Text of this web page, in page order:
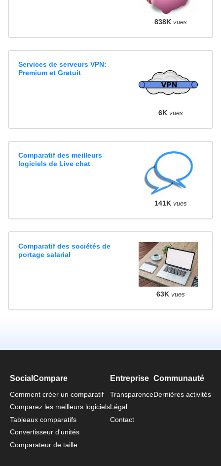
838K vues
Services de serveurs VPN:
Premium et Gratuit
6K vues
Comparatif des meilleurs
logiciels de Live chat
141K vues
Comparatif des sociétés de
portage salarial
63K vues
SocialCompare
Comment créer un comparatif
Comparez les meilleurs logiciels
Tableaux comparatifs
Convertisseur d'unités
Comparateur de taille
Entreprise
Transparence
Légal
Contact
Communauté
Dernières activités